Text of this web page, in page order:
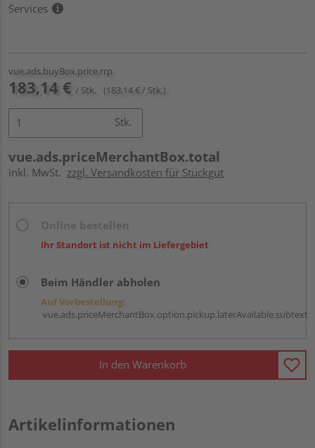
Services
vue.ads.buyBox.price.rrp
183,14 € / Stk. (183,14 € / Stk.)
Stk.
vue.ads.priceMerchantBox.total
inkl. MwSt. zzgl. Versandkosten für Stückgut
Ihr Standort ist nicht im Liefergebiet
Beim Händler abholen
Auf Vorbestellung:
vue.ads.priceMerchantBox.option.pickup.laterAvailable.subtext
In den Warenkorb
Artikelinformationen